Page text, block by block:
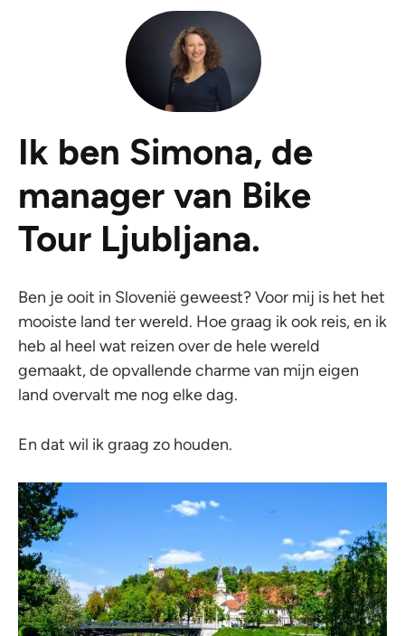
Ik ben Simona, de
manager van Bike
Tour Ljubljana.
Ben je ooit in Slovenië geweest? Voor mij is het het
mooiste land ter wereld. Hoe graag ik ook reis, en ik
heb al heel wat reizen over de hele wereld
gemaakt, de opvallende charme van mijn eigen
land overvalt me nog elke dag.
En dat wil ik graag zo houden.